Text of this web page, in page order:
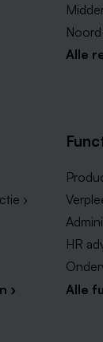
Alle
›
›
HR
Alle